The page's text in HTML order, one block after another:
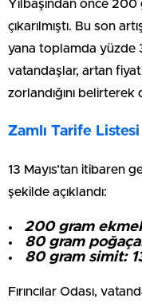
Yılbaşından önce 200
çıkarılmıştı. Bu son
yana toplamda yüzde
vatandaşlar, artan
zorlandığını
Zamlı Tarife Listesi
13 Mayıs’tan itibaren
şekilde açıklandı:
200 gram
80 gram
80 gram simit:
Fırıncılar Odası,